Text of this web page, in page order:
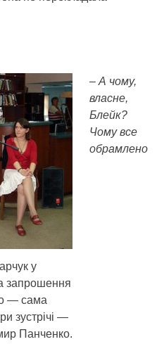
у
запрошення
— сама
зустрічі —
Панченко.
– А чому,
власне,
Блейк?
Чому все
обрамлено